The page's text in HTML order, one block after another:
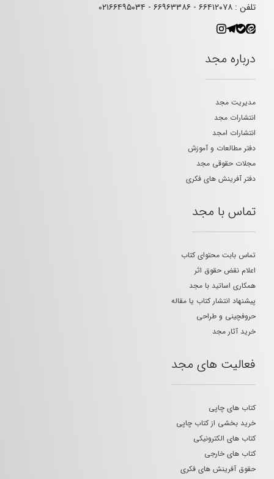
تلفن : ۶۶۴۱۲۰۷۸ - ۶۶۹۶۳۳۸۶ - ۰۲۱۶۶۴۹۵۰۳۴
درباره مجد
مدیریت مجد
انتشارات مجد
انتشارات امجد
دفتر مطالعات و آموزش
مجلات حقوقی مجد
دفتر آفرینش های فکری
تماس با مجد
تماس بابت محتوای کتاب
اعلام نقض حقوق اثر
همکاری اساتید با مجد
پیشنهاد انتشار کتاب یا مقاله
حروفچینی و طراحی
خرید آثار مجد
فعالیت های مجد
کتاب های چاپی
خرید بخشی از کتاب چاپی
کتاب های الکترونیکی
کتاب های خارجی
حقوق آفرینش های فکری